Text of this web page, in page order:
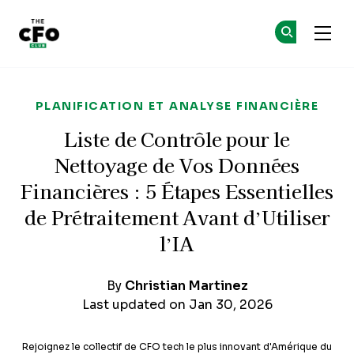
PLANIFICATION ET ANALYSE FINANCIÈRE
Liste de Contrôle pour le
Nettoyage de Vos Données
Financières : 5 Étapes Essentielles
de Prétraitement Avant d’Utiliser
l’IA
By Christian Martinez
Last updated on Jan 30, 2026
Rejoignez le collectif de CFO tech le plus innovant d'Amérique du